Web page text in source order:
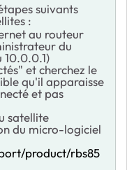
suivants
:
au routeur
du
et cherchez le
qu'il apparaisse
et pas
satellite
du micro-logiciel
product/rbs85